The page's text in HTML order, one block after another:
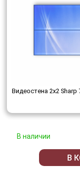
Видеостена 2x2 Sharp
В наличии
В